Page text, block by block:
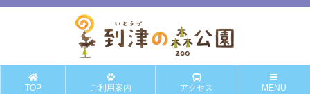
TOP ご利用案内 アクセス MENU